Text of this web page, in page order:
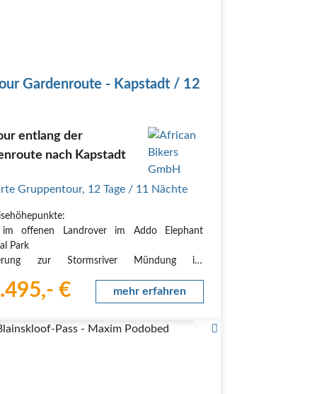
Gardenroute - Kapstadt / 12
entlang der
nach Kapstadt
Gruppentour, 12 Tage / 11 Nächte
im offenen Landrover im Addo Elephant
Park
zur Stormsriver Mündung im
durch den Regenwald im Bloukranstal
im Indischen Ozean am menschenleeren
auf der Robberg Halbinsel im Robberg…
€ mehr erfahren
Pass - Maxim Podobed